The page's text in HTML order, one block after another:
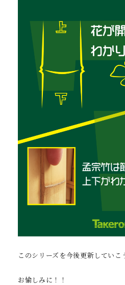
このシリーズを今後更新してい
お愉しみに！！